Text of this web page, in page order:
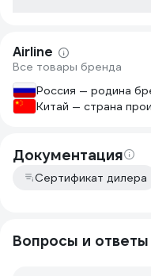
Airline
Все товары бренда
Россия — родина
Китай — страна
Документация
Сертификат дилера
Вопросы и